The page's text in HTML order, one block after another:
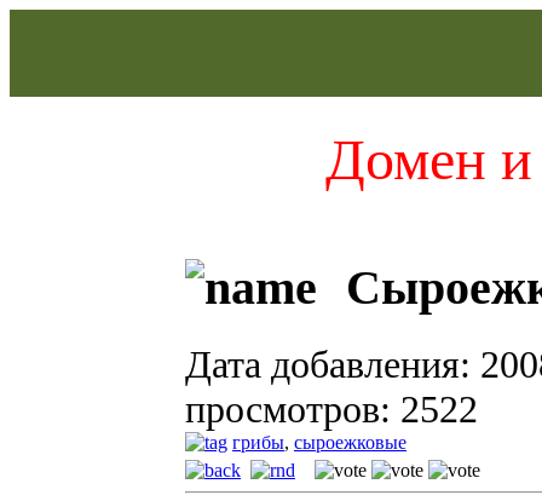
Домен и
Дата добавления:
просмотров: 2522
грибы, сыроежковые